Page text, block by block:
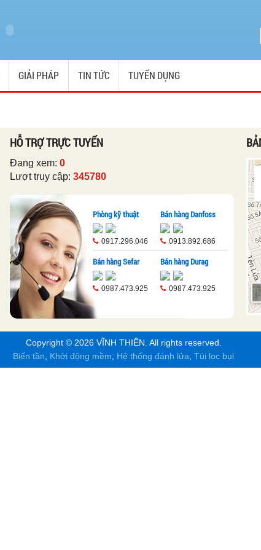
GIẢI PHÁP TIN TỨC TUYỂN DỤNG
HỖ TRỢ TRỰC TUYẾN
Đang xem: 0
Lượt truy cập: 345780
Phòng kỹ thuật
0917.296.046
Bán hàng Danfoss
0913.892.686
Bán hàng Sefar
0987.473.925
Bán hàng Durag
0987.473.925
Copyright © 2026 VĨNH THIÊN . All rights reserved.
Biến tần
Khởi động mềm Hệ thống đánh lửa Túi lọc bụi